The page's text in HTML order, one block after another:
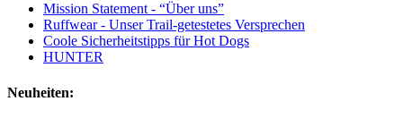
Mission Statement - “Über uns”
Ruffwear - Unser Trail-getestetes Versprechen
Coole Sicherheitstipps für Hot Dogs
HUNTER
Neuheiten: